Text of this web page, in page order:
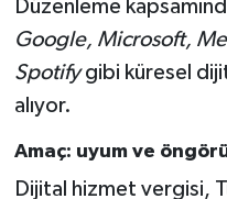
Düzenleme
Google, Microsoft,
Spotifygibi küresel
alıyor.
Amaç: uyum ve
Dijital hizmet vergisi,